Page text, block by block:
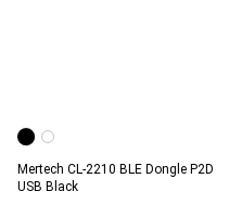
Mertech CL-2210 BLE Dongle P2D
USB Black